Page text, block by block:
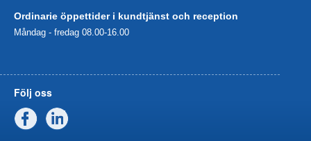
Ordinarie öppettider i kundtjänst och reception
Måndag - fredag 08.00-16.00
Följ oss
Facebook